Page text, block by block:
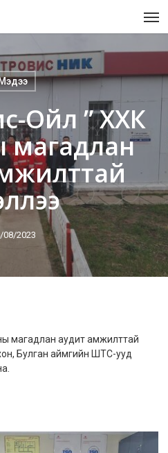
Ойл ” ХХК
магадлан
08/2023
магадлан аудит амжилттай
Булган аймгийн ШТС-ууд